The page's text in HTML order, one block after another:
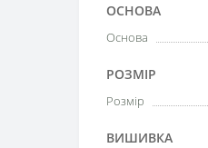
ОСНОВА
Основа
РОЗМІР
Розмір
ВИШИВКА